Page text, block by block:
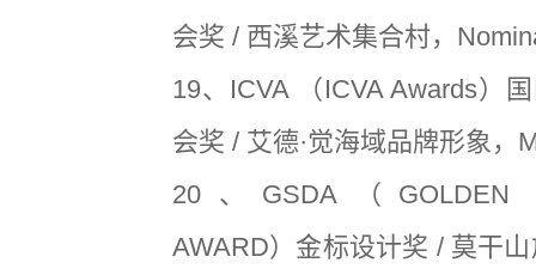
会奖 / 西溪艺术集合村，
19、ICVA （ICVA Awards）
会奖 / 艾德·觉海域品牌形象，
20、GSDA（GOLDEN
AWARD）金标设计奖 / 莫干